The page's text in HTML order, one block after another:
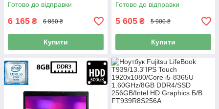
256GB/Intel HD Graphics
Готово до відправки
6 165 ₴ 6 850 ₴
Купити
Graphics Б/В
Готово до відправки
5 605 ₴ 5 900 ₴
Купити